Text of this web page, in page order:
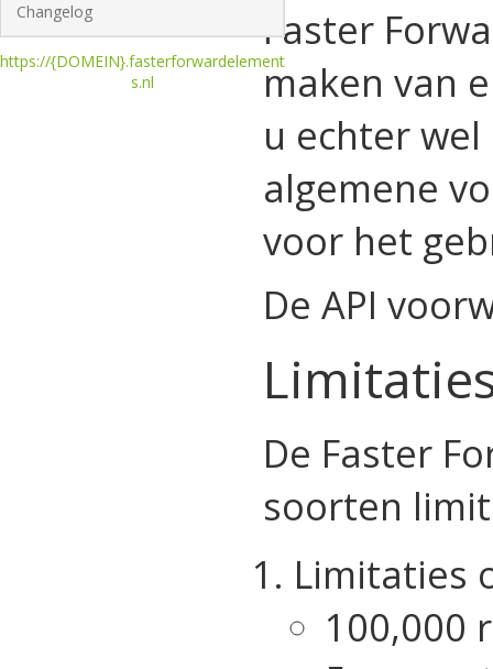
Changelog
https://{DOMEIN}.fasterforwardelement
s.nl
Faster
maken van
u echter
algemene
voor het
De API
De Faster
soorten
Limitaties
100,000